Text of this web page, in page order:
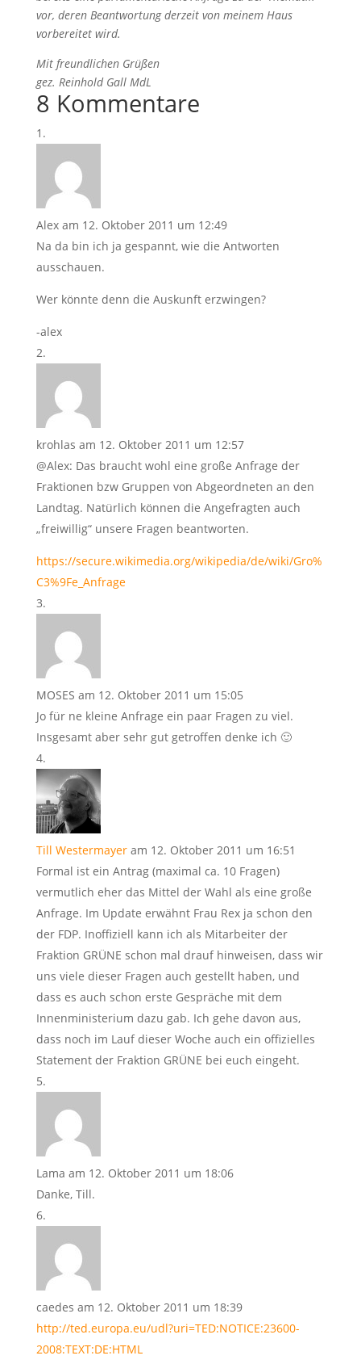
vor, deren Beantwortung derzeit von meinem Haus
vorbereitet wird.
Mit freundlichen Grüßen
gez. Reinhold Gall MdL
8 Kommentare
Alex am 12. Oktober 2011 um 12:49
Na da bin ich ja gespannt, wie die Antworten
ausschauen.
Wer könnte denn die Auskunft erzwingen?
-alex
krohlas am 12. Oktober 2011 um 12:57
@Alex: Das braucht wohl eine große Anfrage der
Fraktionen bzw Gruppen von Abgeordneten an den
Landtag. Natürlich können die Angefragten auch
„freiwillig“ unsere Fragen beantworten.
https://secure.wikimedia.org/wikipedia/de/wiki/Gro%
C3%9Fe_Anfrage
MOSES am 12. Oktober 2011 um 15:05
Jo für ne kleine Anfrage ein paar Fragen zu viel.
Insgesamt aber sehr gut getroffen denke ich 🙂
Till Westermayer am 12. Oktober 2011 um 16:51
Formal ist ein Antrag (maximal ca. 10 Fragen)
vermutlich eher das Mittel der Wahl als eine große
Anfrage. Im Update erwähnt Frau Rex ja schon den
der FDP. Inoffiziell kann ich als Mitarbeiter der
Fraktion GRÜNE schon mal drauf hinweisen, dass wir
uns viele dieser Fragen auch gestellt haben, und
dass es auch schon erste Gespräche mit dem
Innenministerium dazu gab. Ich gehe davon aus,
dass noch im Lauf dieser Woche auch ein offizielles
Statement der Fraktion GRÜNE bei euch eingeht.
Lama am 12. Oktober 2011 um 18:06
Danke, Till.
caedes am 12. Oktober 2011 um 18:39
http://ted.europa.eu/udl?uri=TED:NOTICE:23600-
2008:TEXT:DE:HTML